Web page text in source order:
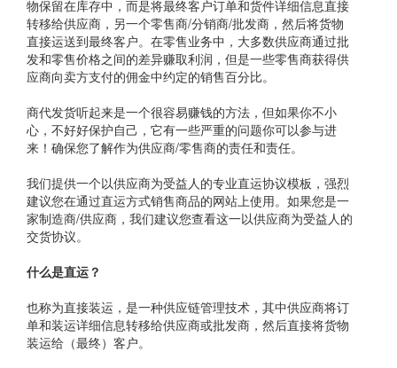
物保留在库存中，而是将最终客户订单和货件详细信息直接
转移给供应商，另一个零售商/分销商/批发商，然后将货物
直接运送到最终客户。在零售业务中，大多数供应商通过批
发和零售价格之间的差异赚取利润，但是一些零售商获得供
应商向卖方支付的佣金中约定的销售百分比。
商代发货听起来是一个很容易赚钱的方法，但如果你不小
心，不好好保护自己，它有一些严重的问题你可以参与进
来！确保您了解作为供应商/零售商的责任和责任。
我们提供一个以供应商为受益人的专业直运协议模板，强烈
建议您在通过直运方式销售商品的网站上使用。如果您是一
家制造商/供应商，我们建议您查看这一以供应商为受益人的
交货协议。
什么是直运？
也称为直接装运，是一种供应链管理技术，其中供应商将订
单和装运详细信息转移给供应商或批发商，然后直接将货物
装运给（最终）客户。